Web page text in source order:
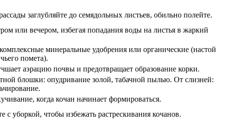
заглубляйте до семядольных листьев, обильно полейте.
или вечером, избегая попадания воды на листья в жаркий
минеральные удобрения или органические (настой
помета).
аэрацию почвы и предотвращает образование корки.
блошки: опудривание золой, табачной пылью. От слизней:
когда кочан начинает формироваться.
с уборкой, чтобы избежать растрескивания кочанов.